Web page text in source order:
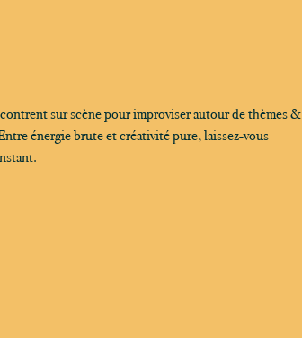
sur scène pour improviser autour de thèmes &
énergie brute et créativité pure, laissez-vous